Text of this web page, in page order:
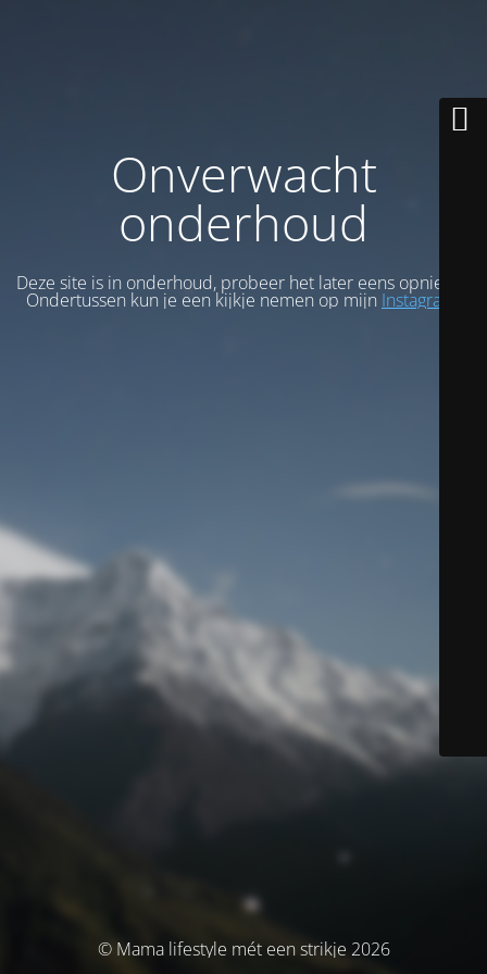
Onverwacht
onderhoud
Deze site is in onderhoud, probeer het later eens opnieuw.
Ondertussen kun je een kijkje nemen op mijn Instagram
© Mama lifestyle mét een strikje 2026